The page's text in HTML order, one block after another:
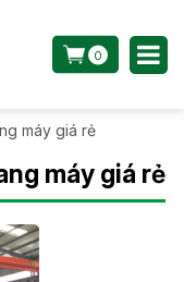
0
máy giá rẻ
máy giá rẻ